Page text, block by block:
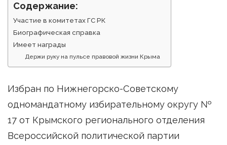
Содержание:
Участие в комитетах ГС РК
Биографическая справка
Имеет награды
Держи руку на пульсе правовой жизни Крыма
Избран по Нижнегорско-Советскому
одномандатному избирательному округу №
17 от Крымского регионального отделения
Всероссийской политической партии